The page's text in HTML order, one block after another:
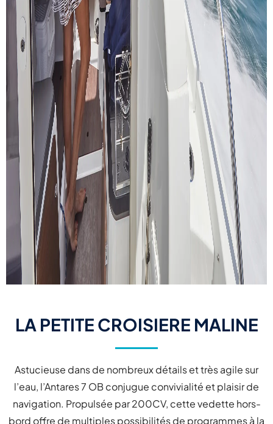
LA PETITE CROISIERE MALINE
Astucieuse dans de nombreux détails et très agile sur
l’eau, l’Antares 7 OB conjugue convivialité et plaisir de
navigation. Propulsée par 200CV, cette vedette hors-
bord offre de multiples possibilités de programmes à la